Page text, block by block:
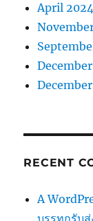
April 2024
RECENT
A